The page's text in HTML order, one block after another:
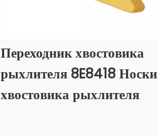
Переходник хвостовика
рыхлителя 8E8418 Носки
хвостовика рыхлителя